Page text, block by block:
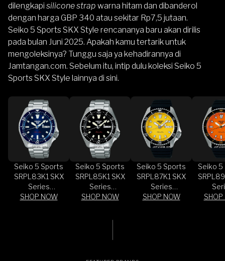
dilengkapi silicone strap warna hitam dan dibanderol
dengan harga GBP 340 atau sekitar Rp7,5 jutaan.
Seiko 5 Sports SKX Style rencananya baru akan dirilis
pada bulan Juni 2025. Apakah kamu tertarik untuk
mengoleksinya? Tunggu saja ya kehadirannya di
Jamtangan.com. Sebelum itu, intip dulu koleksi Seiko 5
Sports SKX Style lainnya di sini.
Seiko 5 Sports
SRPL83K1 SKX
Series
Automatic
SHOP NOW
Seiko 5 Sports
SRPL85K1 SKX
Series
Automatic
SHOP NOW
Seiko 5 Sports
SRPL87K1 SKX
Series
Automatic
SHOP NOW
Seiko
SHOP